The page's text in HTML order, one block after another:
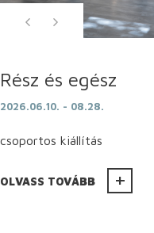
Rész és egész
2026.06.10. - 08.28.
csoportos kiállítás
OLVASS TOVÁBB